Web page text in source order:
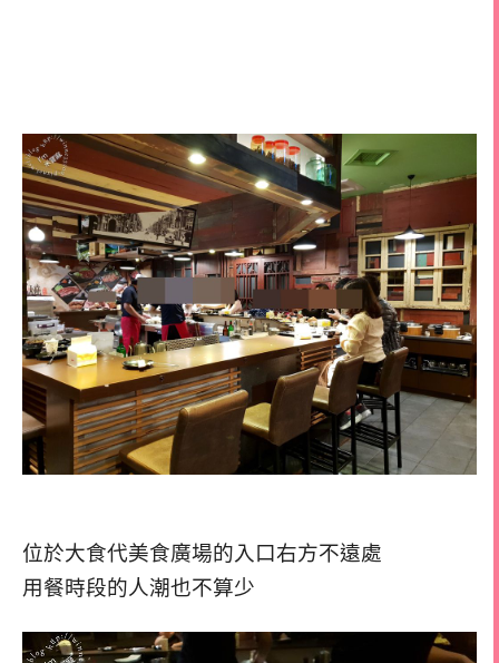
位於大食代美食廣場的入口右方不遠處
用餐時段的人潮也不算少